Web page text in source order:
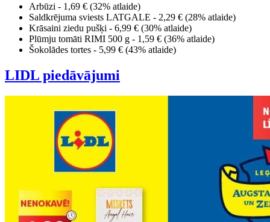
Arbūzi - 1,69 € (32% atlaide)
Saldkrējuma sviests LATGALE - 2,29 € (28% atlaide)
Krāsaini ziedu pušķi - 6,99 € (30% atlaide)
Plūmju tomāti RIMI 500 g - 1,59 € (36% atlaide)
Šokolādes tortes - 5,99 € (43% atlaide)
LIDL piedāvājumi